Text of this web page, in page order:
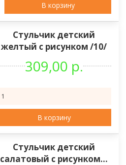
В корзину
Стульчик детский
желтый с рисунком /10/
309,00 р.
В корзину
Стульчик детский
салатовый с рисунком...